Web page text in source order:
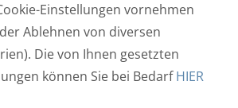
Einstellungen vornehmen
Ablehnen von diversen
Die von Ihnen gesetzten
können Sie bei BedarfHIER